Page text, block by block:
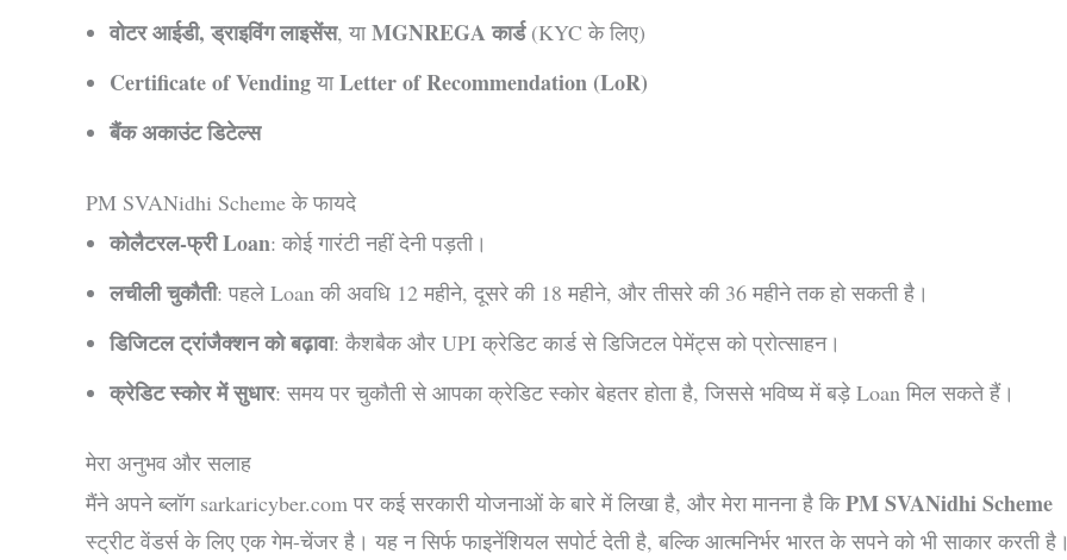
वोटर आईडी, ड्राइविंग लाइसेंस, याMGNREGA कार्ड(KYC के लिए)
Certificate of VendingयाLetter of Recommendation (LoR)
बैंक अकाउंट डिटेल्स
PM SVANidhi Scheme के फायदे
कोलैटरल-फ्री Loan: कोई गारंटी नहीं देनी पड़ती।
लचीली चुकौती: पहले Loan की अवधि 12 महीने, दूसरे की 18 महीने, और तीसरे की 36 महीने तक हो सकती है।
डिजिटल ट्रांजैक्शन को बढ़ावा: कैशबैक और UPI क्रेडिट कार्ड से डिजिटल पेमेंट्स को प्रोत्साहन।
क्रेडिट स्कोर में सुधार: समय पर चुकौती से आपका क्रेडिट स्कोर बेहतर होता है, जिससे भविष्य में बड़े Loan मिल सकते हैं।
मेरा अनुभव और सलाह
मैंने अपने ब्लॉग sarkaricyber.com पर कई सरकारी योजनाओं के बारे में लिखा है, और मेरा मानना है किPM SVANidhi Scheme
स्ट्रीट वेंडर्स के लिए एक गेम-चेंजर है। यह न सिर्फ फाइनेंशियल सपोर्ट देती है, बल्कि आत्मनिर्भर भारत के सपने को भी साकार करती